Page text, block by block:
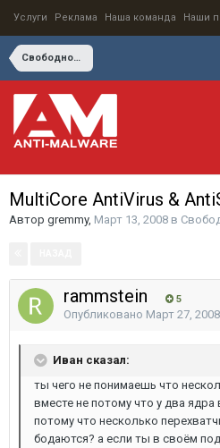
Услуги Реклама Наша команда Наши
Свободное общение
MultiСore AntiVirus &
Автор gremmy, Март 13, 2008 в
rammstein 5
Опубликовано Март 27, 2008
Иван сказал:
ты чего не понимаешь что
вместе не потому что у два ядра
потому что несколько
бодаются? а если ты в своём